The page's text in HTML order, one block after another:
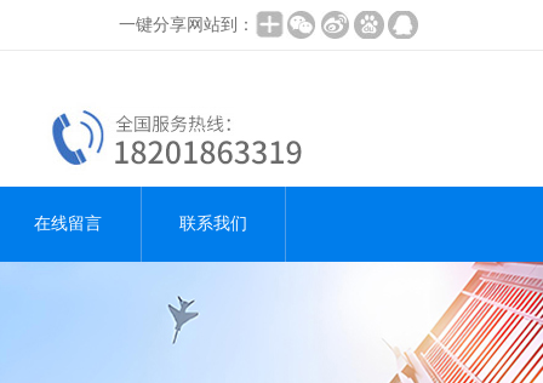
一键分享网站到：
在线留言 联系我们